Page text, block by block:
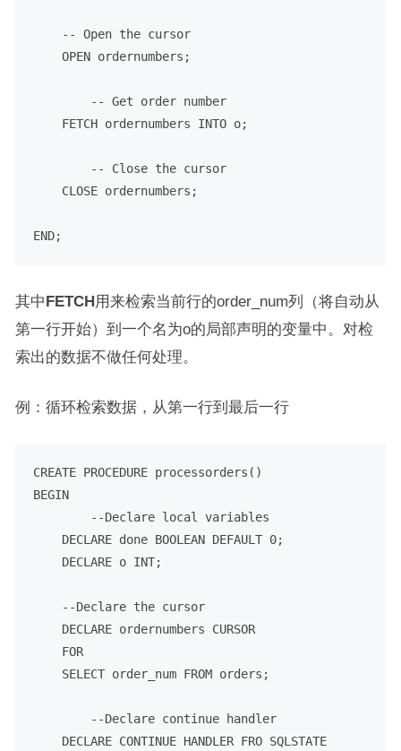
-- Open the cursor
OPEN ordernumbers;
-- Get order number
FETCH ordernumbers INTO o;
-- Close the cursor
CLOSE ordernumbers;
END
其中FETCH用来检索当前行的order_num列（将自动从
第一行开始）到一个名为o的局部声明的变量中。对检
索出的数据不做任何处理。
例：循环检索数据，从第一行到最后一行
CREATE PROCEDURE
BEGIN
--Declare local variables
DECLARE done BOOLEAN DEFAULT 0;
DECLARE o INT;
--Declare the cursor
DECLARE ordernumbers CURSOR
FOR
SELECT order_num FROM orders;
--Declare continue handler
DECLARE CONTINUE HANDLER FRO SQLSTATE